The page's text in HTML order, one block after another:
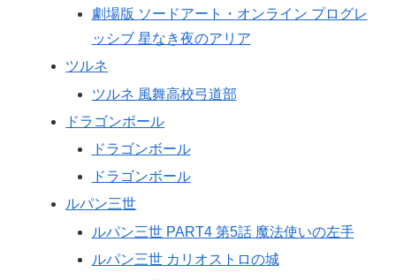
劇場版 ソードアート・オンライン プログレ
ッシブ 星なき夜のアリア
ツルネ
ツルネ 風舞高校弓道部
ドラゴンボール
ドラゴンボール
ドラゴンボール
ルパン三世
ルパン三世 PART4 第5話 魔法使いの左手
ルパン三世 カリオストロの城